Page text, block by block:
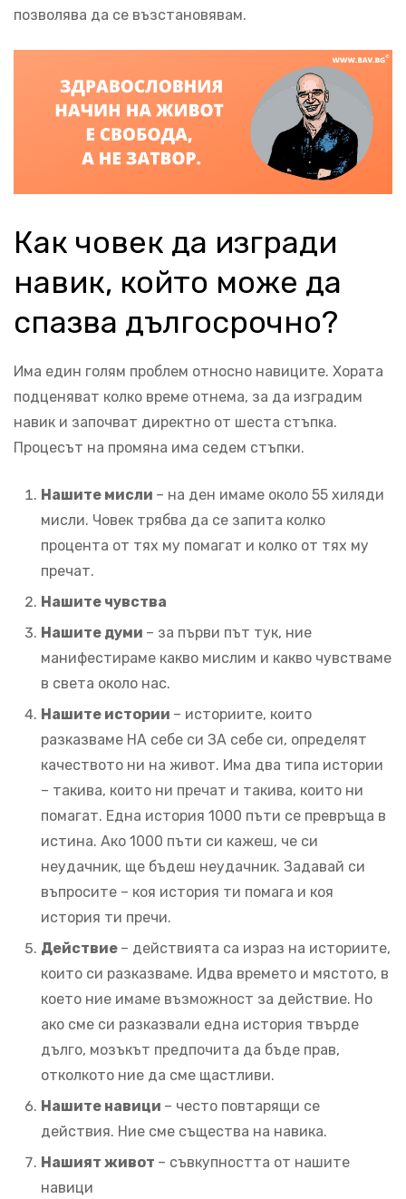
позволява да се възстановявам.
Как човек да изгради
навик, който може да
спазва дългосрочно?
Има един голям проблем относно навиците. Хората
подценяват колко време отнема, за да изградим
навик и започват директно от шеста стъпка.
Процесът на промяна има седем стъпки.
Нашите мисли – на ден имаме около 55 хиляди
мисли. Човек трябва да се запита колко
процента от тях му помагат и колко от тях му
пречат.
Нашите чувства
Нашите думи – за първи път тук, ние
манифестираме какво мислим и какво чувстваме
в света около нас.
Нашите истории – историите, които
разказваме НА себе си ЗА себе си, определят
качеството ни на живот. Има два типа истории
– такива, които ни пречат и такива, които ни
помагат. Една история 1000 пъти се превръща в
истина. Ако 1000 пъти си кажеш, че си
неудачник, ще бъдеш неудачник. Задавай си
въпросите – коя история ти помага и коя
история ти пречи.
Действие – действията са израз на историите,
които си разказваме. Идва времето и мястото, в
което ние имаме възможност за действие. Но
ако сме си разказвали една история твърде
дълго, мозъкът предпочита да бъде прав,
отколкото ние да сме щастливи.
Нашите навици – често повтарящи се
действия. Ние сме същества на навика.
Нашият живот – съвкупността от нашите
навици